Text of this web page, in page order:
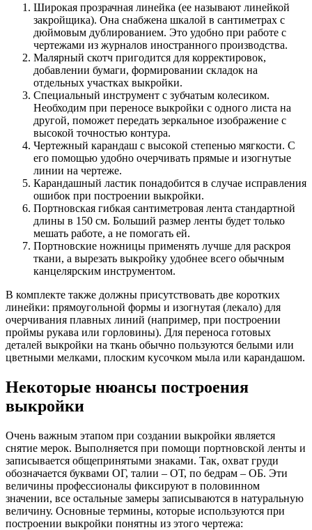
Широкая прозрачная линейка (ее называют линейкой
закройщика). Она снабжена шкалой в сантиметрах с
дюймовым дублированием. Это удобно при работе с
чертежами из журналов иностранного производства.
Малярный скотч пригодится для корректировок,
добавлении бумаги, формировании складок на
отдельных участках выкройки.
Специальный инструмент с зубчатым колесиком.
Необходим при переносе выкройки с одного листа на
другой, поможет передать зеркальное изображение с
высокой точностью контура.
Чертежный карандаш с высокой степенью мягкости. С
его помощью удобно очерчивать прямые и изогнутые
линии на чертеже.
Карандашный ластик понадобится в случае исправления
ошибок при построении выкройки.
Портновская гибкая сантиметровая лента стандартной
длины в 150 см. Больший размер ленты будет только
мешать работе, а не помогать ей.
Портновские ножницы применять лучше для раскроя
ткани, а вырезать выкройку удобнее всего обычным
канцелярским инструментом.
В комплекте также должны присутствовать две коротких
линейки: прямоугольной формы и изогнутая (лекало) для
очерчивания плавных линий (например, при построении
проймы рукава или горловины). Для переноса готовых
деталей выкройки на ткань обычно пользуются белыми или
цветными мелками, плоским кусочком мыла или карандашом.
Некоторые нюансы построения
выкройки
Очень важным этапом при создании выкройки является
снятие мерок. Выполняется при помощи портновской ленты и
записывается общепринятыми знаками. Так, охват груди
обозначается буквами ОГ, талии – ОТ, по бедрам – ОБ. Эти
величины профессионалы фиксируют в половинном
значении, все остальные замеры записываются в натуральную
величину. Основные термины, которые используются при
построении выкройки понятны из этого чертежа: